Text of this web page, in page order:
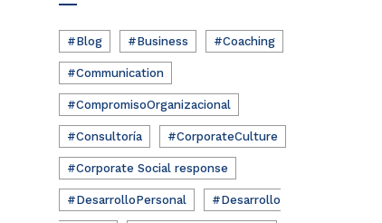
#Blog #Business #Coaching
#Communication
#CompromisoOrganizacional
#Consultoría #CorporateCulture
#Corporate Social response
#DesarrolloPersonal #Desarrollo